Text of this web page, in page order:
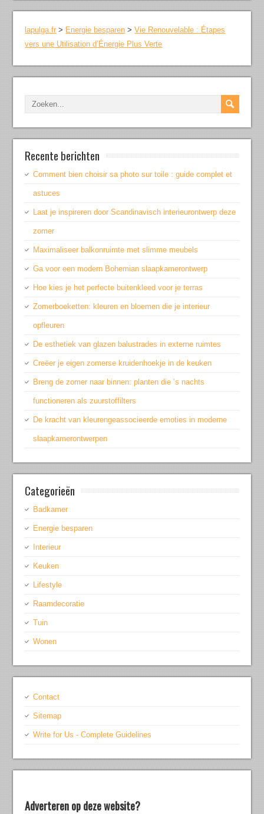
lapulga.fr > Energie besparen >Vie Renouvelable : Étapes
vers une Utilisation d’Énergie Plus Verte
Recente berichten
Comment bien choisir sa photo sur toile : guide complet et
astuces
Laat je inspireren door Scandinavisch interieurontwerp deze
zomer
Maximaliseer balkonruimte met slimme meubels
Ga voor een modern Bohemian slaapkamerontwerp
Hoe kies je het perfecte buitenkleed voor je terras
Zomerboeketten: kleuren en bloemen die je interieur
opfleuren
De esthetiek van glazen balustrades in externe ruimtes
Creëer je eigen zomerse kruidenhoekje in de keuken
Breng de zomer naar binnen: planten die ’s nachts
functioneren als zuurstoffilters
De kracht van kleurengeassocieerde emoties in moderne
slaapkamerontwerpen
Categorieën
Badkamer
Energie besparen
Interieur
Keuken
Lifestyle
Raamdecoratie
Tuin
Wonen
Contact
Sitemap
Write for Us - Complete Guidelines
Adverteren op deze website?